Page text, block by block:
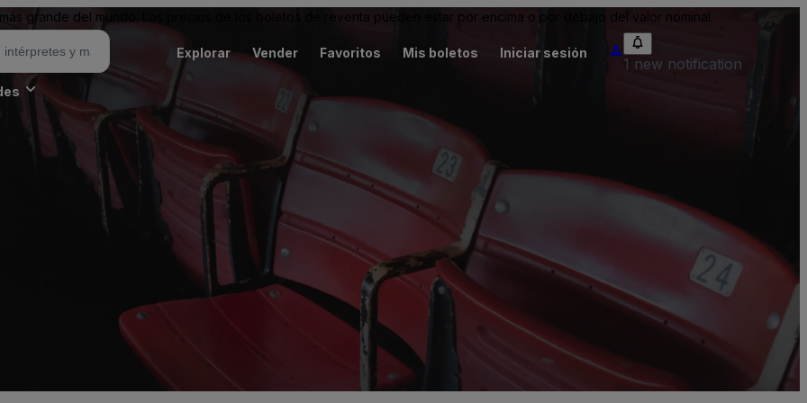
grande del mundo. Los precios de los boletos de reventa pueden estar por encima o por debajo del valor nominal.
Explorar Vender Favoritos Mis boletos Iniciar sesión
1 new notification